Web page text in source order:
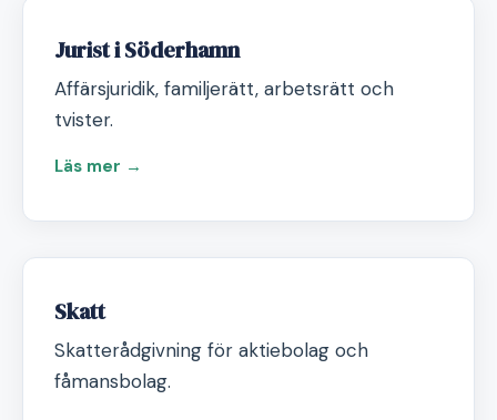
Jurist i Söderhamn
Affärsjuridik, familjerätt, arbetsrätt och
tvister.
Läs mer →
Skatt
Skatterådgivning för aktiebolag och
fåmansbolag.